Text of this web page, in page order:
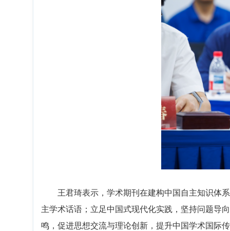
王君琦表示，学术期刊在建构中国自主知识体
主学术话语；立足中国式现代化实践，坚持问题导
鸣，促进思想交流与理论创新，提升中国学术国际